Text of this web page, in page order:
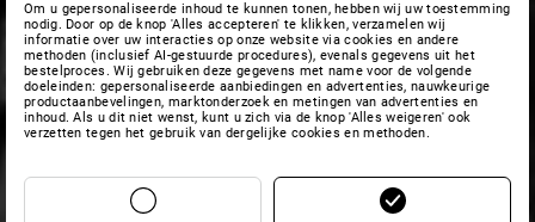
Om u gepersonaliseerde inhoud te kunnen tonen, hebben wij uw toestemming
nodig. Door op de knop 'Alles accepteren' te klikken, verzamelen wij
informatie over uw interacties op onze website via cookies en andere
methoden (inclusief AI-gestuurde procedures), evenals gegevens uit het
bestelproces. Wij gebruiken deze gegevens met name voor de volgende
doeleinden: gepersonaliseerde aanbiedingen en advertenties, nauwkeurige
productaanbevelingen, marktonderzoek en metingen van advertenties en
inhoud. Als u dit niet wenst, kunt u zich via de knop 'Alles weigeren' ook
verzetten tegen het gebruik van dergelijke cookies en methoden.